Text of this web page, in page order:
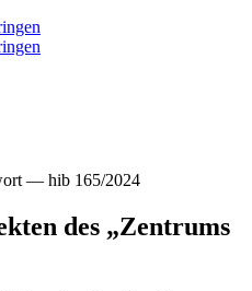
— hib 165/2024
des „Zentrums